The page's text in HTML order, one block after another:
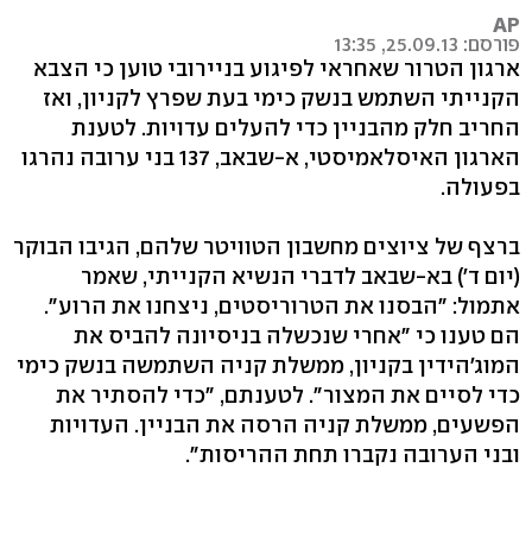
AP
פורסם: 25.09.13, 13:35
ארגון הטרור שאחראי לפיגוע בניירובי טוען כי הצבא
הקנייתי השתמש בנשק כימי בעת שפרץ לקניון, ואז
החריב חלק מהבניין כדי להעלים עדויות. לטענת
הארגון האיסלאמיסטי, א-שבאב, 137 בני ערובה נהרגו
בפעולה.
ברצף של ציוצים מחשבון הטוויטר שלהם, הגיבו הבוקר
(יום ד') בא-שבאב לדברי הנשיא הקנייתי, שאמר
אתמול: "הבסנו את הטרוריסטים, ניצחנו את הרוע".
הם טענו כי "אחרי שנכשלה בניסיונה להביס את
המוג'הידין בקניון, ממשלת קניה השתמשה בנשק כימי
כדי לסיים את המצור". לטענתם, "כדי להסתיר את
הפשעים, ממשלת קניה הרסה את הבניין. העדויות
ובני הערובה נקברו תחת ההריסות".